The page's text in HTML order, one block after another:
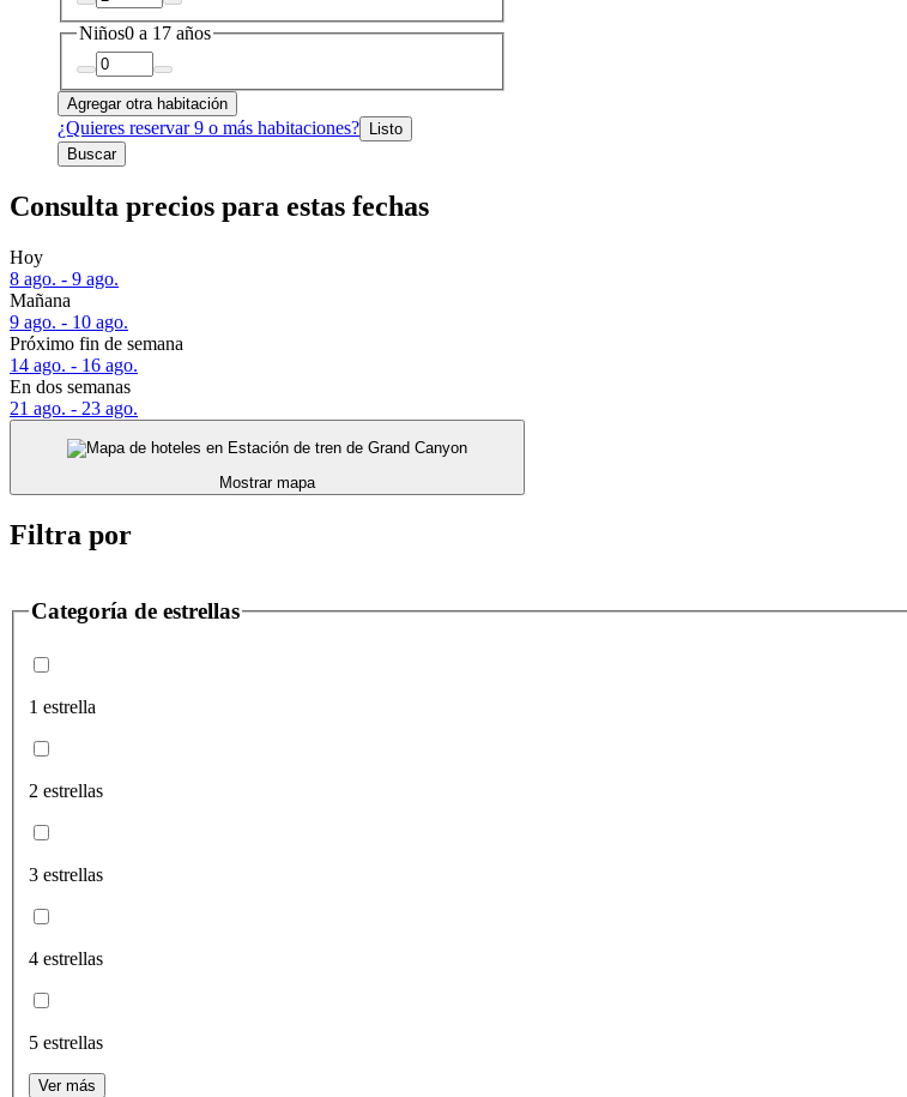
Niños0 a 17 años
Agregar otra habitación
¿Quieres reservar 9 o más habitaciones? Listo
Buscar
Consulta precios para estas fechas
Hoy
8 ago. - 9 ago.
Mañana
9 ago. - 10 ago.
Próximo fin de semana
14 ago. - 16 ago.
En dos semanas
21 ago. - 23 ago.
Mostrar mapa
Filtra por
Categoría de estrellas
1 estrella
2 estrellas
3 estrellas
4 estrellas
5 estrellas
Ver más